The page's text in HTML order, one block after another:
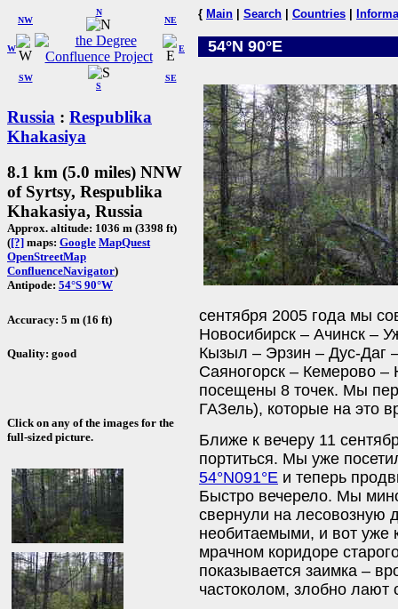
W
NW
N
NE
SW
S
SE
E
Russia : Respublika
Khakasiya
8.1 km (5.0 miles) NNW
of Syrtsy, Respublika
Khakasiya, Russia
Approx. altitude: 1036 m (3398 ft)
([?] maps: Google MapQuest
OpenStreetMap
ConfluenceNavigator)
Antipode: 54°S 90°W
Accuracy: 5 m (16 ft)
Quality: good
Click on any of the images for the
full-sized picture.
{ Main Search Countries
54°N 90°E
сентября 2005 года мы
Новосибирск – Ачинск –
Кызыл – Эрзин – Дус-Даг
Саяногорск – Кемерово –
посещены 8 точек. Мы
ГАЗель), которые на это
Ближе к вечеру 11
портиться. Мы уже
54°N091°E и теперь
Быстро вечерело. Мы
свернули на лесовозную
необитаемыми, и вот
мрачном коридоре
показывается заимка –
частоколом, злобно